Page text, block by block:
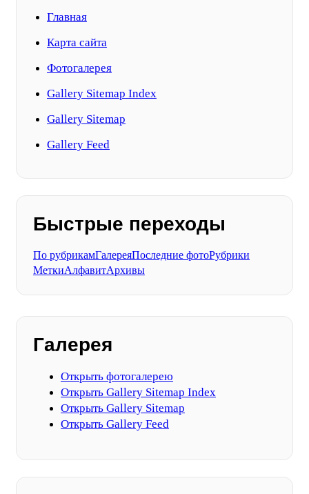
Главная
Карта сайта
Фотогалерея
Gallery Sitemap Index
Gallery Sitemap
Gallery Feed
Быстрые переходы
По рубрикамГалереяПоследние фотоРубрики
МеткиАлфавитАрхивы
Галерея
Открыть фотогалерею
Открыть Gallery Sitemap Index
Открыть Gallery Sitemap
Открыть Gallery Feed